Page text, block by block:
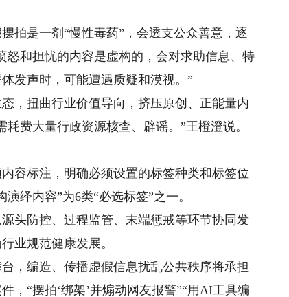
是一剂“慢性毒药”，会透支公众善意，逐
怒和担忧的内容是虚构的，会对求助信息、特
发声时，可能遭遇质疑和漠视。”
扭曲行业价值导向，挤压原创、正能量内
费大量行政资源核查、辟谣。”王橙澄说。
标注，明确必须设置的标签种类和标签位
绎内容”为6类“必选标签”之一。
防控、过程监管、末端惩戒等环节协同发
业规范健康发展。
编造、传播虚假信息扰乱公共秩序将承担
，“摆拍‘绑架’并煽动网友报警”“用AI工具编